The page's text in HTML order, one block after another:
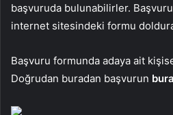
başvuruda bulunabilirler.
internet sitesindeki formu
Başvuru formunda adaya ait
Doğrudan buradan başvurun